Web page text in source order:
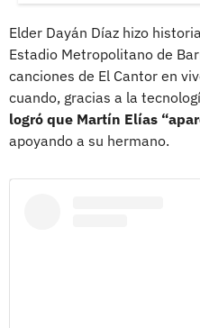
Elder Dayán Díaz hizo
Estadio Metropolitano de
canciones de El Cantor en
cuando, gracias a la
logró que Martín Elías
apoyando a su hermano.